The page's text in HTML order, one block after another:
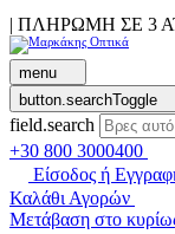
| ΠΛΗΡΩΜΗ ΣΕ 3
menu
button.searchToggle
field.search
+30 800 3000400
Είσοδος ή
Καλάθι Αγορών
Μετάβαση στο